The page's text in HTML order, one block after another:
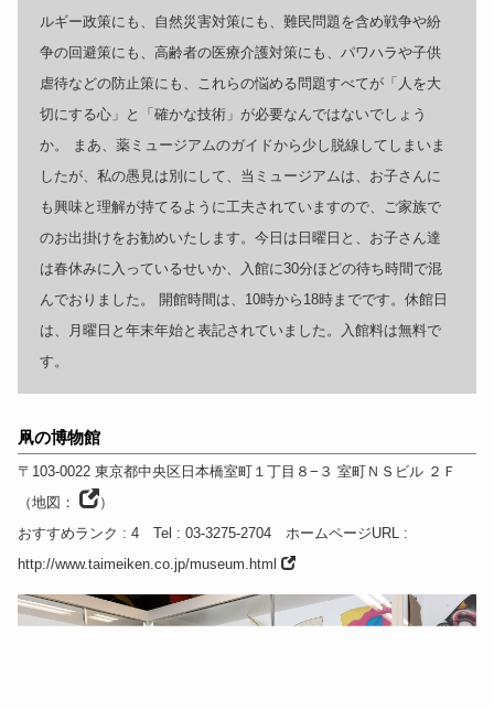
ルギー政策にも、自然災害対策にも、難民問題を含め戦争や紛
争の回避策にも、高齢者の医療介護対策にも、パワハラや子供
虐待などの防止策にも、これらの悩める問題すべてが「人を大
切にする心」と「確かな技術」が必要なんではないでしょう
か。 まあ、薬ミュージアムのガイドから少し脱線してしまいま
したが、私の愚見は別にして、当ミュージアムは、お子さんに
も興味と理解が持てるように工夫されていますので、ご家族で
のお出掛けをお勧めいたします。今日は日曜日と、お子さん達
は春休みに入っているせいか、入館に30分ほどの待ち時間で混
んでおりました。 開館時間は、10時から18時までです。休館日
は、月曜日と年末年始と表記されていました。入館料は無料で
す。
凧の博物館
〒103-0022 東京都中央区日本橋室町１丁目８−３ 室町ＮＳビル ２Ｆ
（地図：
）
おすすめランク : 4 Tel : 03-3275-2704 ホームページURL
:
http://www.taimeiken.co.jp/museum.html